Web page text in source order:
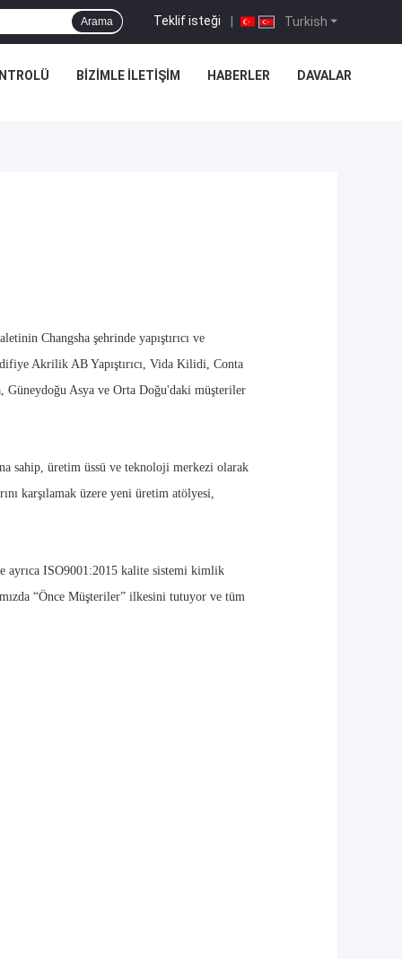
Turkish
Teklif isteği |
Arama
BIZIMLE İLETIŞIM HABERLER DAVALAR
Changsha şehrinde yapıştırıcı ve
Akrilik AB Yapıştırıcı, Vida Kilidi, Conta
Güneydoğu Asya ve Orta Doğu'daki müşteriler
sahip, üretim üssü ve teknoloji merkezi olarak
karşılamak üzere yeni üretim atölyesi,
ayrıca ISO9001:2015 kalite sistemi kimlik
“Önce Müşteriler” ilkesini tutuyor ve tüm